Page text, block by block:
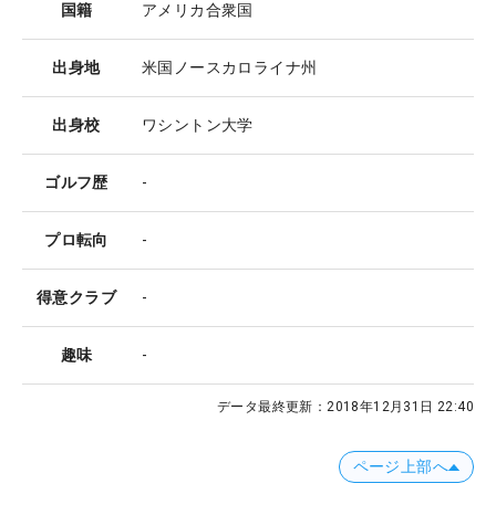
国籍 アメリカ合衆国
出身地 米国ノースカロライナ州
出身校 ワシントン大学
ゴルフ歴 -
プロ転向 -
得意クラブ -
趣味 -
データ最終更新：2018年12月31日 22:40
ページ上部へ